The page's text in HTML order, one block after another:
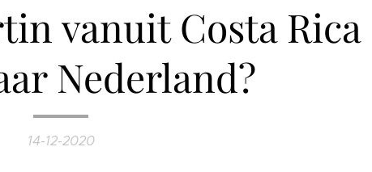
vanuit Costa Rica
Nederland?
14-12-2020